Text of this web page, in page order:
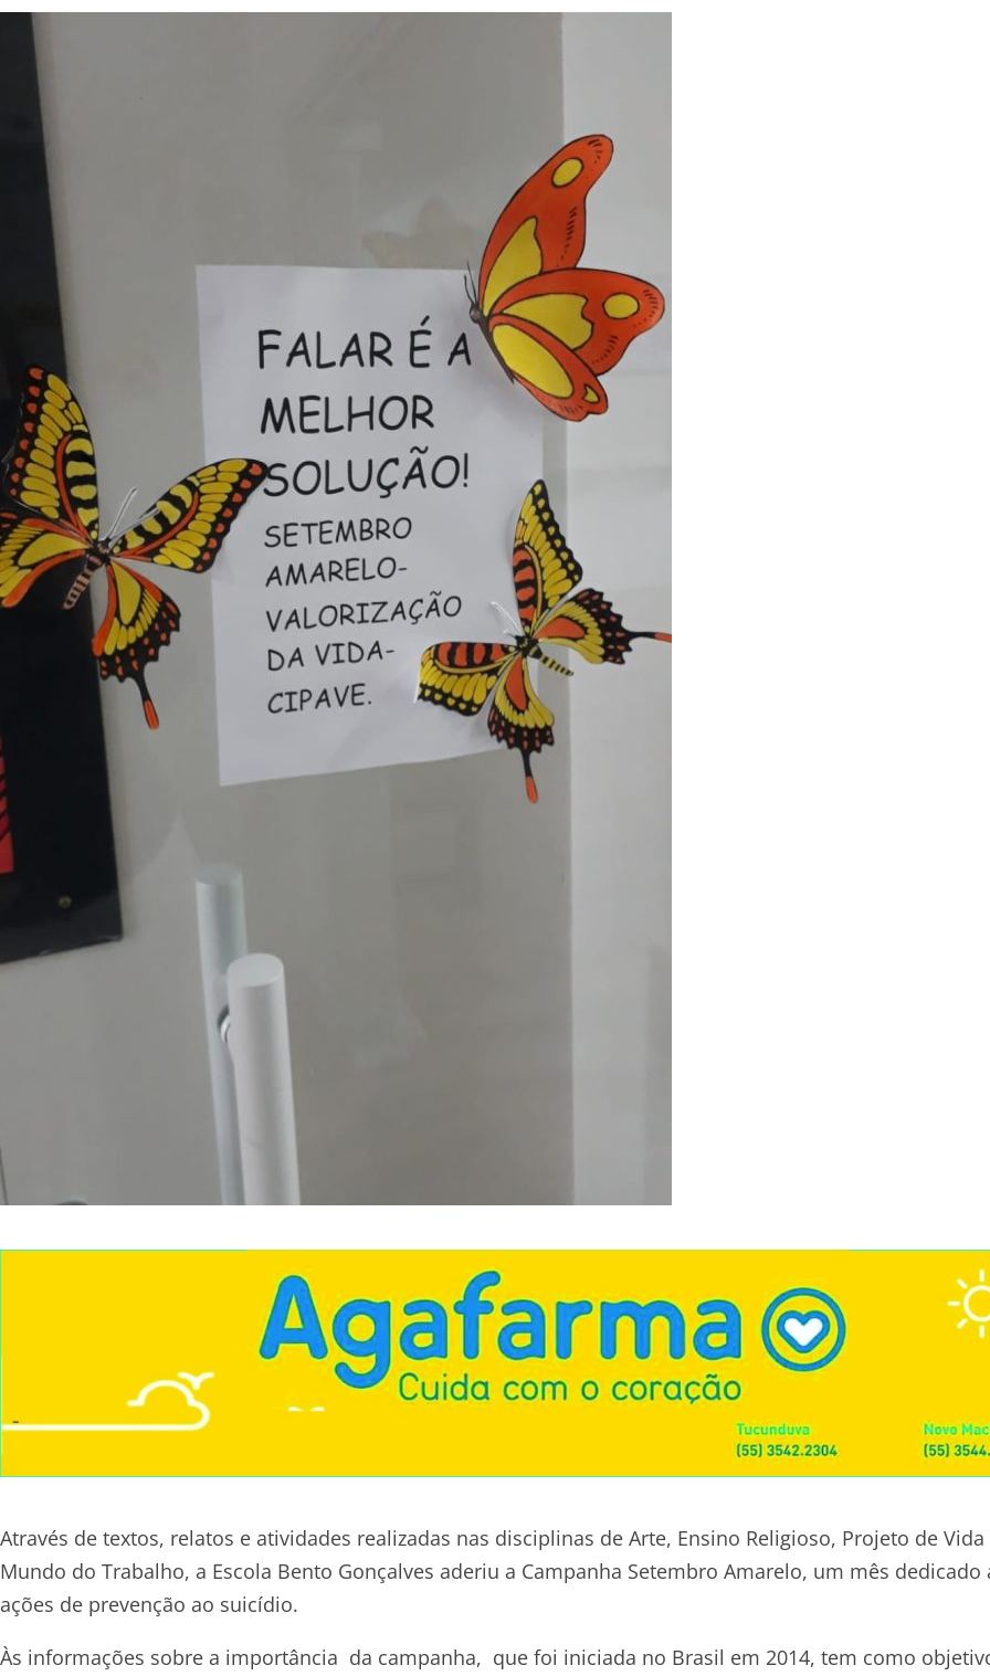
Através de textos, relatos e atividades realizadas nas disciplinas de Arte, Ensino Religioso, Projeto de Vida
Mundo do Trabalho, a Escola Bento Gonçalves aderiu a Campanha Setembro Amarelo, um mês dedicado
ações de prevenção ao suicídio.
Às informações sobre a importância da campanha, que foi iniciada no Brasil em 2014, tem como